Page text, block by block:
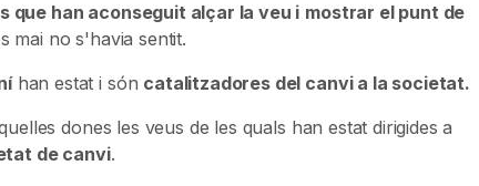
que han aconseguit alçar la veu i mostrar el punt de
mai no s'havia sentit.
han estat i són catalitzadores del canvi a la societat.
dones les veus de les quals han estat dirigides a
de canvi.